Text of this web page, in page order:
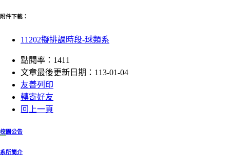
附件下載：
11202擬排課時段-球類系
點閱率：1411
文章最後更新日期：113-01-04
友善列印
轉寄好友
回上一頁
:::
校園公告
系所簡介